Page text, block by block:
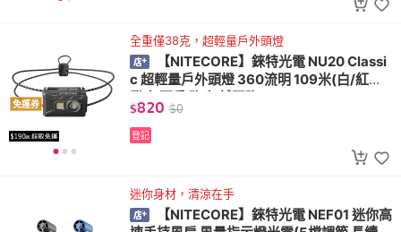
免運券
全重僅38克，超輕量戶外頭燈
【NITECORE】錸特光電 NU20 Classi
c 超輕量戶外頭燈 360流明 109米(白/紅光
登山 百岳 跑步 越野跑)
$820 $0
登記
迷你身材，清涼在手
【NITECORE】錸特光電 NEF01 迷你高